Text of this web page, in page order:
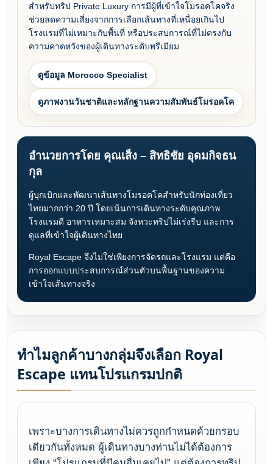
สำหรับทริป Private Luxury การมีผู้ที่เข้าใจโมรอคโคจริง
ช่วยลดความเสี่ยงจากการเลือกเส้นทางที่เหนื่อยเกินไป
โรงแรมที่ไม่เหมาะกับพื้นที่ หรือประสบการณ์ที่ไม่ตรงกับ
ความคาดหวังของผู้เดินทางระดับพรีเมียม
ดูข้อมูล Morocco Specialist
ดูภาพงานวันชาติและหลักฐานความสัมพันธ์โมรอคโค
อำนวยการโดย คุณเส็ง – สิทธิชัย อุดมกิจธน
กุล
ผู้บุกเบิกและพัฒนาเส้นทางโมรอคโคสำหรับนักท่องเที่ยว
ไทยมากกว่า 20 ปี โดยเน้นการเดินทางระดับคุณภาพ
โรงแรมดี อาหารเหมาะสม จังหวะทริปไม่เร่งรีบ และการ
ดูแลที่เข้าใจผู้เดินทางไทย
Royal Escape จึงไม่ใช่เพียงการจัดรถและโรงแรม แต่คือ
การออกแบบประสบการณ์ส่วนตัวบนพื้นฐานของความ
เข้าใจเส้นทางจริง
ทำไมลูกค้าบางกลุ่มจึงเลือก Royal
Escape แทนโปรแกรมปกติ
เพราะบางการเดินทางไม่ควรถูกกำหนดด้วยกรอบ
เดียวกันทั้งหมด ผู้เดินทางบางท่านไม่ได้ต้องการ